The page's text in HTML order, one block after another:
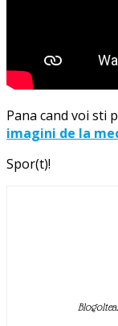
Pana cand voi sti
imagini de la
Spor(t)!